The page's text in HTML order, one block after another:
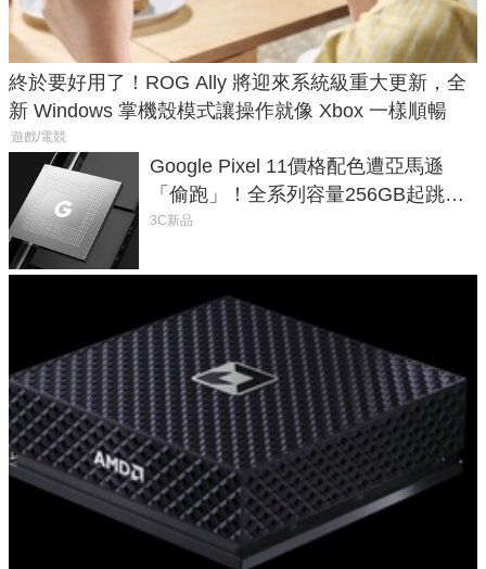
終於要好用了！ROG Ally 將迎來系統級重大更新，全
新 Windows 掌機殼模式讓操作就像 Xbox 一樣順暢
遊戲/電競
Google Pixel 11價格配色遭亞馬遜
「偷跑」！全系列容量256GB起跳、
頂規摺疊機價位逼近7萬
3C新品